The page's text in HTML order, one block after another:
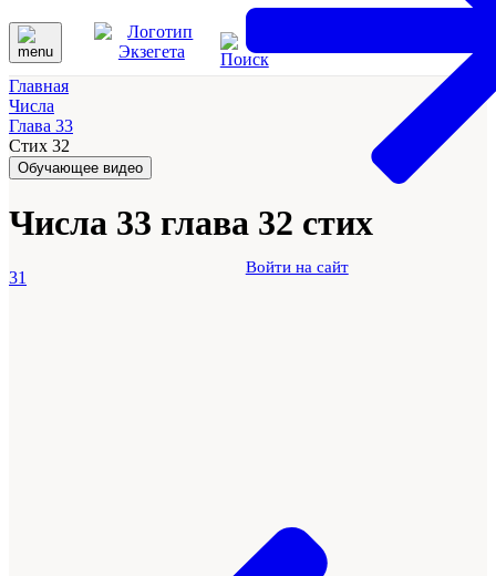
Войти на сайт
Главная
Числа
Глава 33
Стих 32
Обучающее видео
Числа 33 глава 32 стих
31